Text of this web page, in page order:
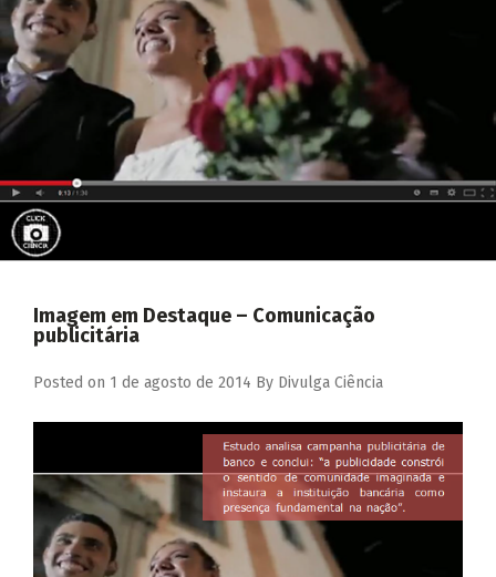
Imagem em Destaque – Comunicação
publicitária
Posted on 1 de agosto de 2014 By Divulga Ciência